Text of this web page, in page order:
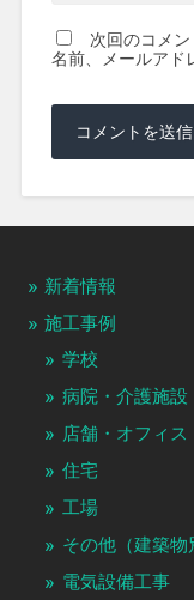
次回のコメ
名前、メールアド
新着情報
施工事例
学校
病院・介護施設
店舗・オフィス
住宅
工場
その他（建築物
電気設備工事